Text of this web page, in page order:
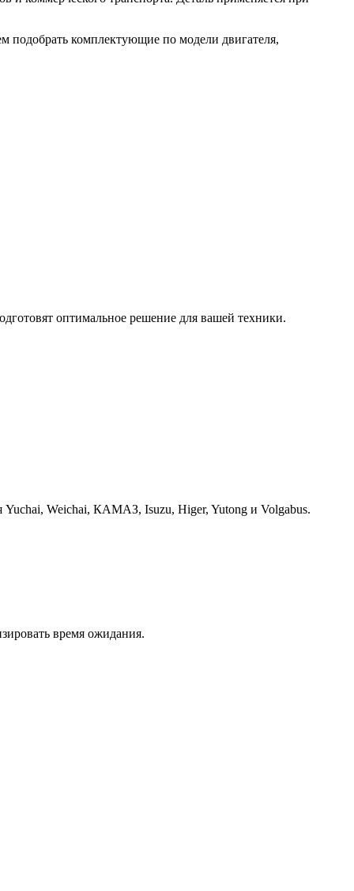
подобрать комплектующие по модели двигателя,
оптимальное решение для вашей техники.
Yuchai, Weichai, КАМАЗ, Isuzu, Higer, Yutong и Volgabus.
время ожидания.